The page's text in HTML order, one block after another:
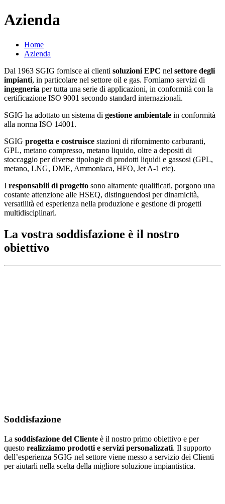
Azienda
Home
Azienda
Dal 1963 SGIG fornisce ai clienti soluzioni EPC nel settore degli
impianti, in particolare nel settore oil e gas. Forniamo servizi di
ingegneria per tutta una serie di applicazioni, in conformità con la
certificazione ISO 9001 secondo standard internazionali.
SGIG ha adottato un sistema di gestione ambientale in conformità
alla norma ISO 14001.
SGIG progetta e costruisce stazioni di rifornimento carburanti,
GPL, metano compresso, metano liquido, oltre a depositi di
stoccaggio per diverse tipologie di prodotti liquidi e gassosi (GPL,
metano, LNG, DME, Ammoniaca, HFO, Jet A-1 etc).
I responsabili di progetto sono altamente qualificati, porgono una
costante attenzione alle HSEQ, distinguendosi per dinamicità,
versatilità ed esperienza nella produzione e gestione di progetti
multidisciplinari.
La vostra soddisfazione è il nostro
obiettivo
Soddisfazione
La soddisfazione del Cliente è il nostro primo obiettivo e per
questo realizziamo prodotti e servizi personalizzati. Il supporto
dell’esperienza SGIG nel settore viene messo a servizio dei Clienti
per aiutarli nella scelta della migliore soluzione impiantistica.